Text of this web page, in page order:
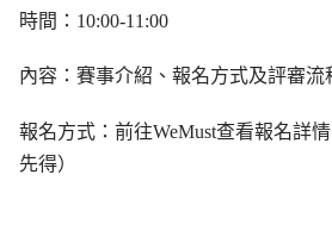
時間：10:00-11:00
內容：賽事介紹、報名方式及評審流
報名方式：前往WeMust查看報名詳
先得）